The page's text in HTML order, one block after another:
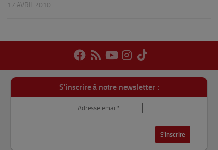
17 AVRIL 2010
S'inscrire à notre newsletter :